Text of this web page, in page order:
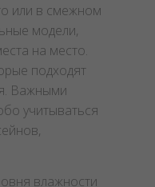
или в смежном
модели,
на место.
подходят
Важными
учитываться
влажности